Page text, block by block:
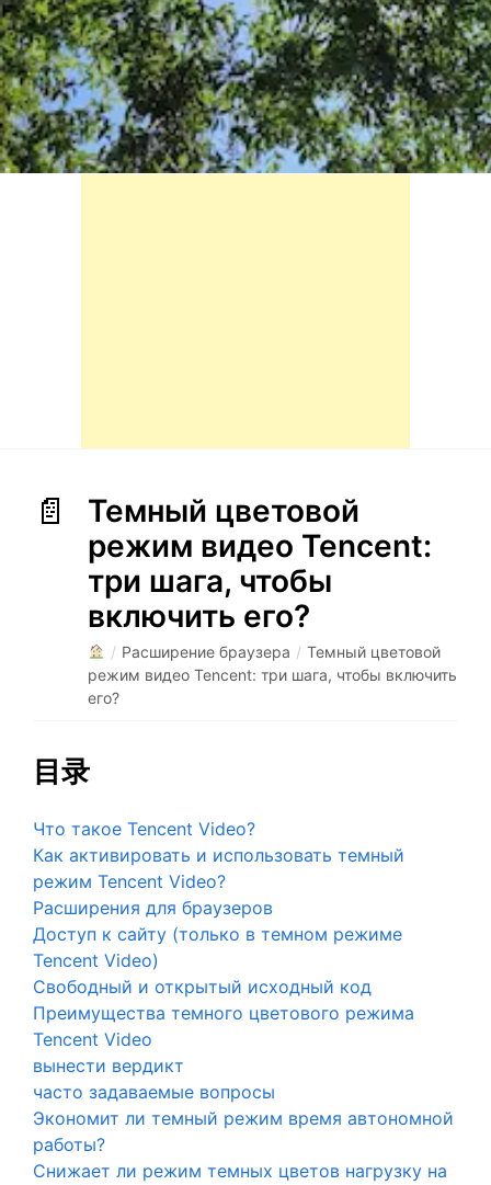
Темный цветовой
режим видео Tencent:
три шага, чтобы
включить его?
/ Расширение браузера / Темный цветовой
режим видео Tencent: три шага, чтобы включить
его?
目录
Что такое Tencent Video?
Как активировать и использовать темный
режим Tencent Video?
Расширения для браузеров
Доступ к сайту (только в темном режиме
Tencent Video)
Свободный и открытый исходный код
Преимущества темного цветового режима
Tencent Video
вынести вердикт
часто задаваемые вопросы
Экономит ли темный режим время автономной
работы?
Снижает ли режим темных цветов нагрузку на